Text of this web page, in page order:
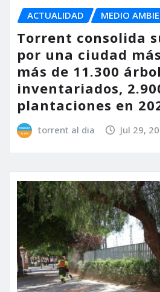
ACTUALIDAD MEDIO
Torrent consolida
por una ciudad
más de 11.300
inventariados,
plantaciones en
torrent al dia Jul 29,